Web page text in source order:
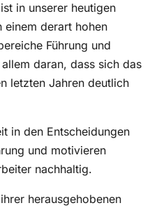
in unserer heutigen
einem derart hohen
Führung und
daran, dass sich das
letzten Jahren deutlich
in den Entscheidungen
und motivieren
nachhaltig.
herausgehobenen